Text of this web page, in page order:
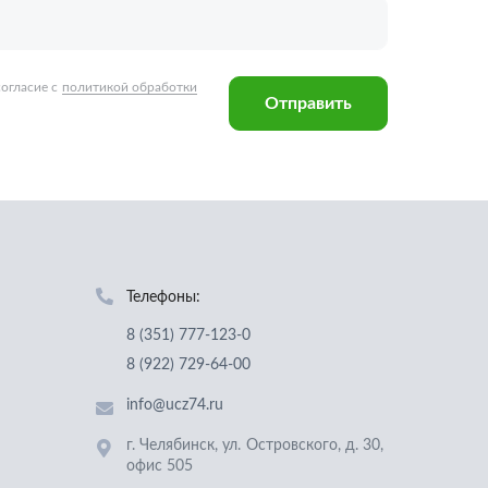
8 (351) 777-123-0
8 (922) 729-64-00
info@ucz74.ru
г. Челябинск
офис 505